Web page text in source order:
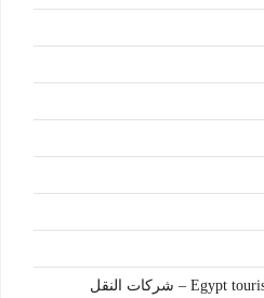
Egypt tourism transportation companies – شركات النقل